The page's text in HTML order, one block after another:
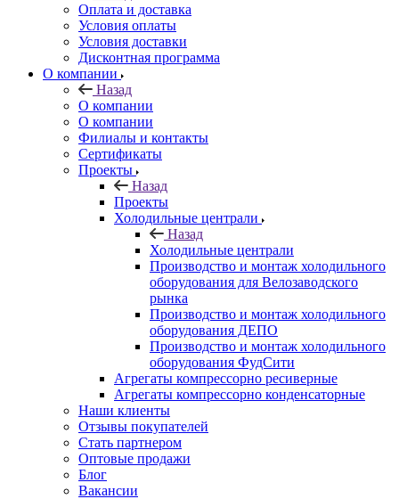
Оплата и доставка
Условия оплаты
Условия доставки
Дисконтная программа
О компании
Назад
О компании
О компании
Филиалы и контакты
Сертификаты
Проекты
Назад
Проекты
Холодильные централи
Назад
Холодильные централи
Производство и монтаж холодильного
оборудования для Велозаводского
рынка
Производство и монтаж холодильного
оборудования ДЕПО
Производство и монтаж холодильного
оборудования ФудСити
Агрегаты компрессорно ресиверные
Агрегаты компрессорно конденсаторные
Наши клиенты
Отзывы покупателей
Стать партнером
Оптовые продажи
Блог
Вакансии